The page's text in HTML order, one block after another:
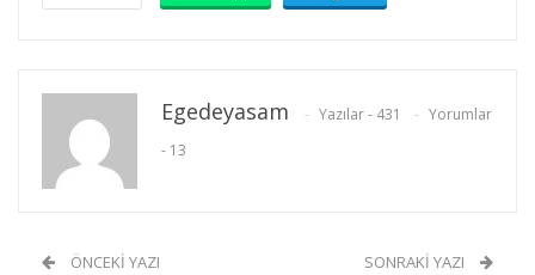
Egedeyasam Yazılar - 431
Yorumlar
- 13
ÖNCEKI YAZI SONRAKI YAZI